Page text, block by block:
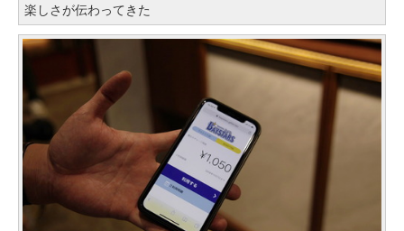
楽しさが伝わってきた